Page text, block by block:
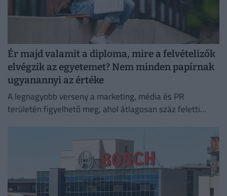
Ér majd valamit a diploma, mire a felvételizők
elvégzik az egyetemet? Nem minden papírnak
ugyanannyi az értéke
A legnagyobb verseny a marketing, média és PR
területén figyelhető meg, ahol átlagosan száz feletti